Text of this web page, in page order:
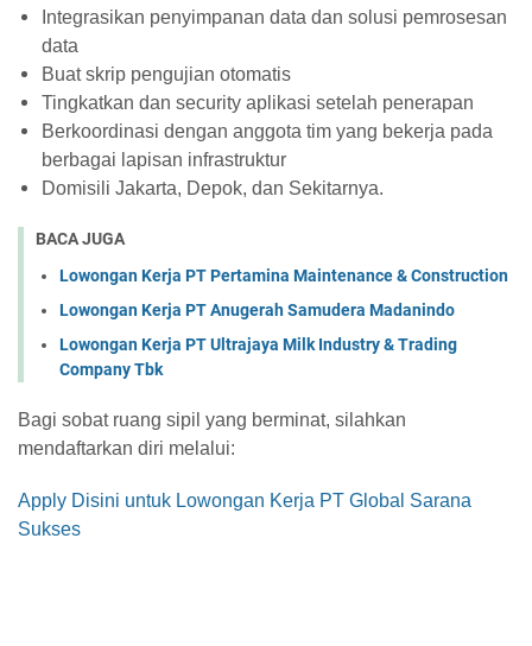
Integrasikan penyimpanan data dan solusi pemrosesan
data
Buat skrip pengujian otomatis
Tingkatkan dan security aplikasi setelah penerapan
Berkoordinasi dengan anggota tim yang bekerja pada
berbagai lapisan infrastruktur
Domisili Jakarta, Depok, dan Sekitarnya.
BACA JUGA
Lowongan Kerja PT Pertamina Maintenance & Construction
Lowongan Kerja PT Anugerah Samudera Madanindo
Lowongan Kerja PT Ultrajaya Milk Industry & Trading
Company Tbk
Bagi sobat ruang sipil yang berminat, silahkan
mendaftarkan diri melalui:
Apply Disini untuk Lowongan Kerja PT Global Sarana
Sukses